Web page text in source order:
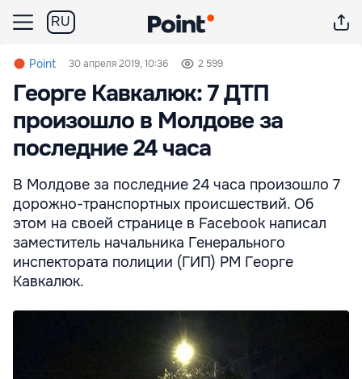
RU
Point 30 апреля 2019, 10:36 2 599
Георге Кавкалюк: 7 ДТП
произошло в Молдове за
последние 24 часа
В Молдове за последние 24 часа произошло 7
дорожно-транспортных происшествий. Об
этом на своей странице в Facebook написал
заместитель начальника Генерального
инспектората полиции (ГИП) РМ Георге
Кавкалюк.